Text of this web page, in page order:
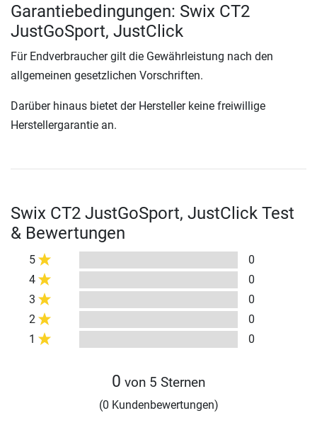
Garantiebedingungen: Swix CT2
JustGoSport, JustClick
Für Endverbraucher gilt die Gewährleistung nach den
allgemeinen gesetzlichen Vorschriften.
Darüber hinaus bietet der Hersteller keine freiwillige
Herstellergarantie an.
Swix CT2 JustGoSport, JustClick Test
& Bewertungen
5
0
4
0
3
0
2
0
1
0
0 von 5 Sternen
(0 Kundenbewertungen)